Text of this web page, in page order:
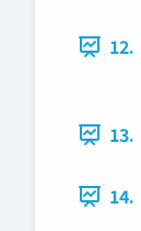
12.
13.
14.